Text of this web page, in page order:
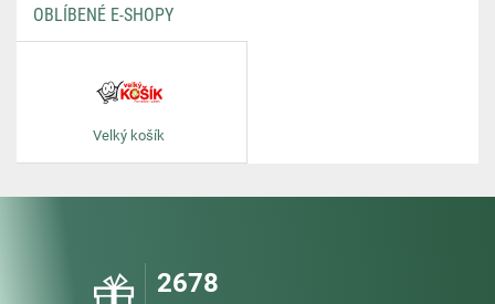
OBLÍBENÉ E-SHOPY
Velký košík
2678